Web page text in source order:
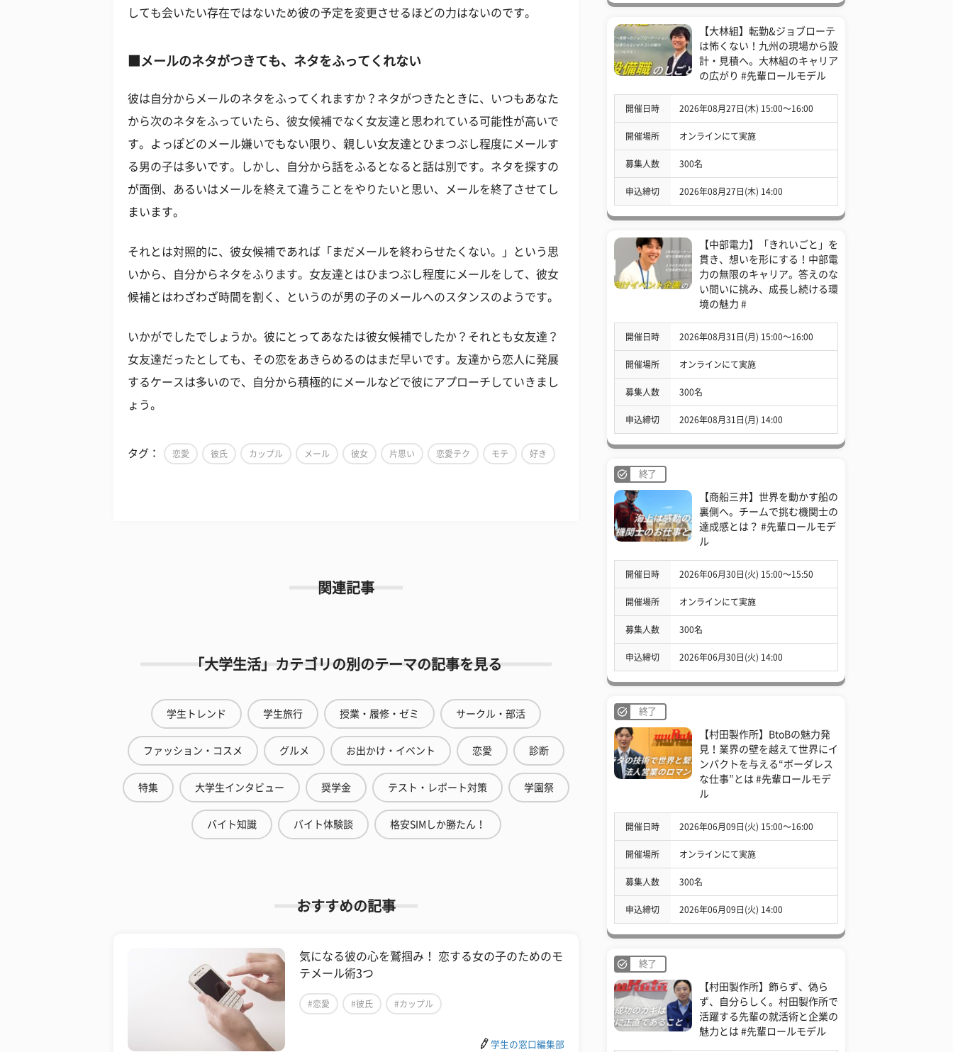
しても会いたい存在ではないため彼の予定を変更させるほどの力はないのです。
■メールのネタがつきても、ネタをふってくれない
彼は自分からメールのネタをふってくれますか？ネタがつきたときに、いつもあなた
から次のネタをふっていたら、彼女候補でなく女友達と思われている可能性が高いで
す。よっぽどのメール嫌いでもない限り、親しい女友達とひまつぶし程度にメールす
る男の子は多いです。しかし、自分から話をふるとなると話は別です。ネタを探すの
が面倒、あるいはメールを終えて違うことをやりたいと思い、メールを終了させてし
まいます。
それとは対照的に、彼女候補であれば「まだメールを終わらせたくない。」という思
いから、自分からネタをふります。女友達とはひまつぶし程度にメールをして、彼女
候補とはわざわざ時間を割く、というのが男の子のメールへのスタンスのようです。
いかがでしたでしょうか。彼にとってあなたは彼女候補でしたか？それとも女友達？
女友達だったとしても、その恋をあきらめるのはまだ早いです。友達から恋人に発展
するケースは多いので、自分から積極的にメールなどで彼にアプローチしていきまし
ょう。
タグ： 恋愛 彼氏 カップル メール 彼女 片思い 恋愛テク モテ 好き
関連記事
「大学生活」カテゴリの別のテーマの記事を見る
学生トレンド 学生旅行 授業・履修・ゼミ サークル・部活
ファッション・コスメ グルメ お出かけ・イベント 恋愛 診断
特集 大学生インタビュー 奨学金 テスト・レポート対策 学園祭
バイト知識 バイト体験談 格安SIMしか勝たん！
おすすめの記事
気になる彼の心を鷲掴み！ 恋する女の子のためのモ
テメール術3つ
#恋愛 #彼氏 #カップル
学生の窓口編集部
【大林組】転勤&ジョブローテ
は怖くない！九州の現場から設
計・見積へ。大林組のキャリア
の広がり #先輩ロールモデル
開催日時 2026年08月27日(木) 15:00〜16:00
開催場所 オンラインにて実施
募集人数 300名
申込締切 2026年08月27日(木) 14:00
【中部電力】「きれいごと」を
貫き、想いを形にする！中部電
力の無限のキャリア。答えのな
い問いに挑み、成長し続ける環
境の魅力 #
開催日時 2026年08月31日(月) 15:00〜16:00
開催場所 オンラインにて実施
募集人数 300名
申込締切 2026年08月31日(月) 14:00
終了
【商船三井】世界を動かす船の
裏側へ。チームで挑む機関士の
達成感とは？ #先輩ロールモデ
ル
開催日時 2026年06月30日(火) 15:00〜15:50
開催場所 オンラインにて実施
募集人数 300名
申込締切 2026年06月30日(火) 14:00
終了
【村田製作所】BtoBの魅力発
見！業界の壁を越えて世界にイ
ンパクトを与える“ボーダレス
な仕事”とは #先輩ロールモデ
ル
開催日時 2026年06月09日(火) 15:00〜16:00
開催場所 オンラインにて実施
募集人数 300名
申込締切 2026年06月09日(火) 14:00
終了
【村田製作所】飾らず、偽ら
ず、自分らしく。村田製作所で
活躍する先輩の就活術と企業の
魅力とは #先輩ロールモデル